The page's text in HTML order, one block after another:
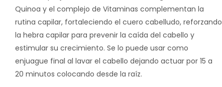
Quinoa y el complejo de Vitaminas complementan la
rutina capilar, fortaleciendo el cuero cabelludo, reforzando
la hebra capilar para prevenir la caída del cabello y
estimular su crecimiento. Se lo puede usar como
enjuague final al lavar el cabello dejando actuar por 15 a
20 minutos colocando desde la raíz.